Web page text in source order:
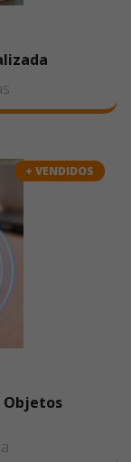
+ VENDIDOS
Objetos